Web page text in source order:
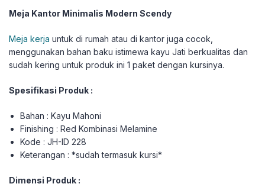
Meja Kantor Minimalis Modern Scendy
Meja kerja untuk di rumah atau di kantor juga cocok,
menggunakan bahan baku istimewa kayu Jati berkualitas dan
sudah kering untuk produk ini 1 paket dengan kursinya.
Spesifikasi Produk :
Bahan : Kayu Mahoni
Finishing : Red Kombinasi Melamine
Kode : JH-ID 228
Keterangan : *sudah termasuk kursi*
Dimensi Produk :